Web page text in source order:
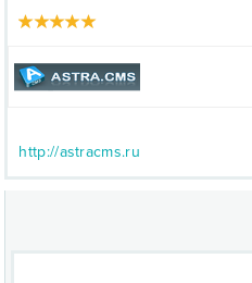
http://astracms.ru